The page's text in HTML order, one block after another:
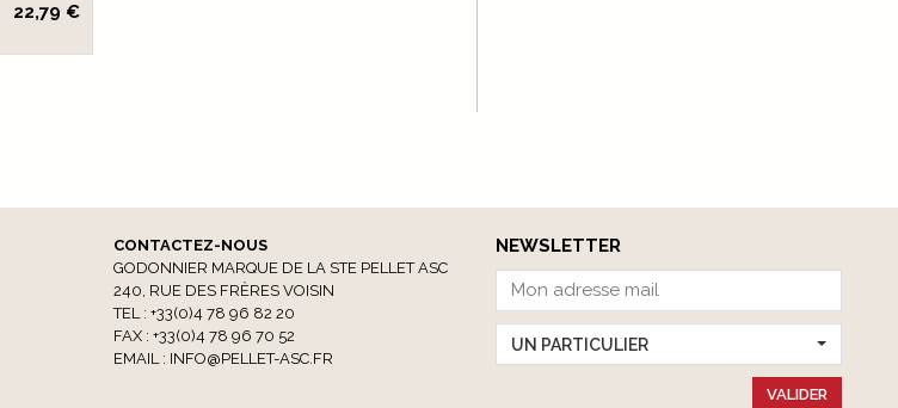
22,79 €
CONTACTEZ-NOUS
GODONNIER MARQUE DE LA STE PELLET ASC
240, RUE DES FRÈRES VOISIN
TEL : +33(0)4 78 96 82 20
FAX : +33(0)4 78 96 70 52
EMAIL : INFO@PELLET-ASC.FR
NEWSLETTER
UN PARTICULIER